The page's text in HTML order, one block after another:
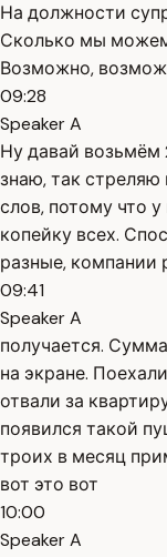
На должности
Сколько мы
Возможно,
09:28
Speaker A
Ну давай возьмём
знаю, так
слов, потому что
копейку всех.
разные, компании
09:41
Speaker A
получается.
на экране.
отвали за
появился такой
троих в месяц
вот это вот
10:00
Speaker A